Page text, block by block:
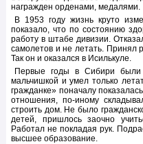
награжден орденами, медалями.
В 1953 году жизнь круто
показало, что по состоянию
работу в штабе дивизии.
самолетов и не летать. Принял
Так он и оказался в Исилькуле.
Первые годы в Сибири
мальчишкой и умел только
гражданке» поначалу
отношения, по-иному
строить дом. Не было
детей, пришлось заочно
Работал не покладая рук.
высшее образование.